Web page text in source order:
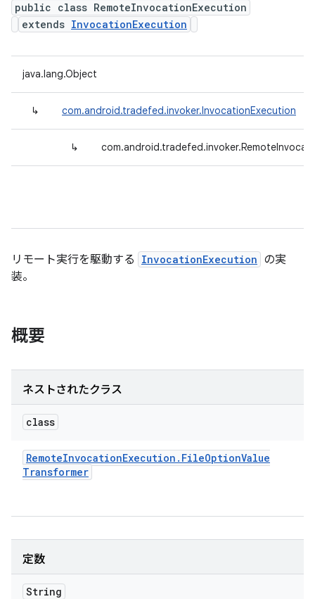
public class RemoteInvocationExecution
extends InvocationExecution
java.lang.Object
↳ com.android.tradefed.invoker.InvocationExecution
↳
リモート実行を駆動する InvocationExecution の実
装。
概要
ネストされたクラス
class
RemoteInvocationExecution . FileOptionValue
Transformer
定数
String